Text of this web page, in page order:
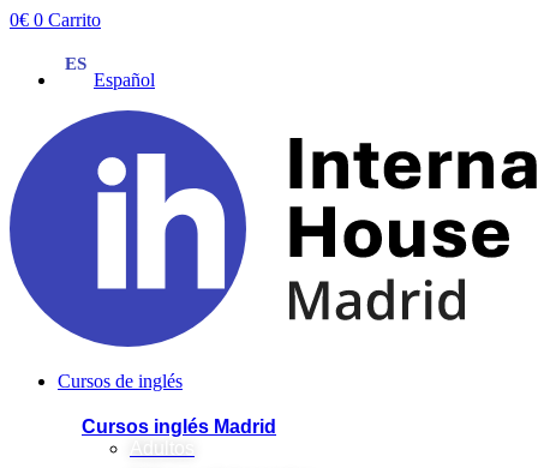
Ir
contenido
0€ 0 Carrito
Español
Cursos de inglés
Cursos inglés Madrid
Adultos